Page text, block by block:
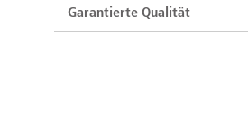
Garantierte Qualität